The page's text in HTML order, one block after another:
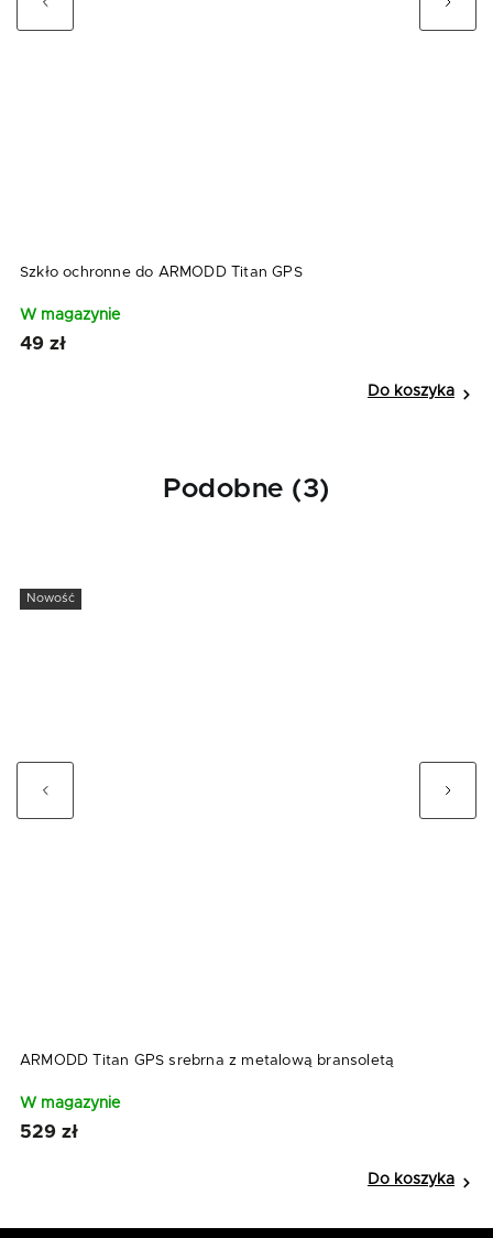
Previous
Szkło ochronne do ARMODD Titan GPS
W magazynie
49 zł
Do koszyka
Podobne (3)
Previous
Nowość
ARMODD Titan GPS srebrna z metalową bransoletą
W magazynie
529 zł
Do koszyka